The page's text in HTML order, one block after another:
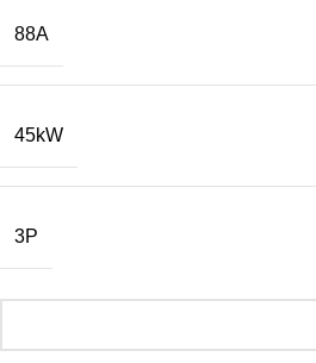
88A
45kW
3P